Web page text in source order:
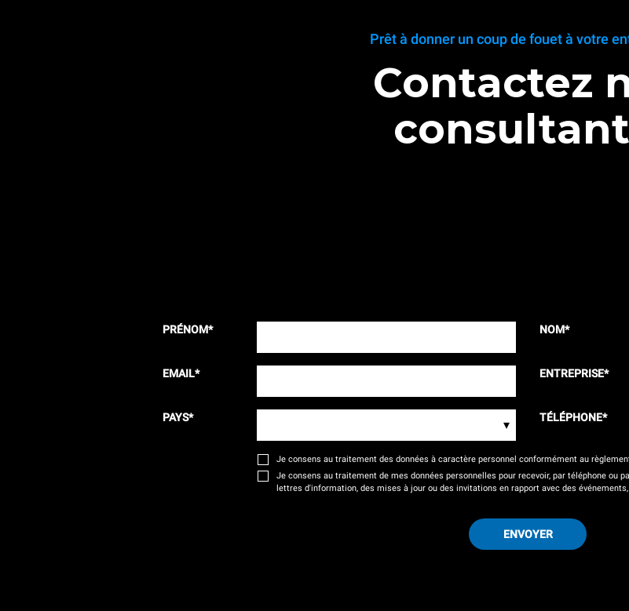
Prêt à donner un coup de fouet à votre
Contactez
PRÉNOM* NOM*
EMAIL* ENTREPRISE*
PAYS* ▾ TÉLÉPHONE*
Je consens au traitement des données à caractère personnel conformément au
Je consens au traitement de mes données personnelles pour recevoir, par téléphone ou
lettres d'information, des mises à jour ou des invitations en rapport avec des
ENVOYER